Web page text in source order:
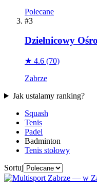
Polecane
#3
Dzielnicowy
★ 4.6 (70)
Zabrze
Jak ustalamy ranking?
Squash
Tenis
Padel
Badminton
Tenis stołowy
Sortuj